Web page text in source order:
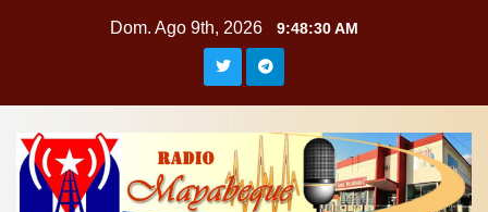
Dom. Ago 9th, 2026 9:48:31 AM